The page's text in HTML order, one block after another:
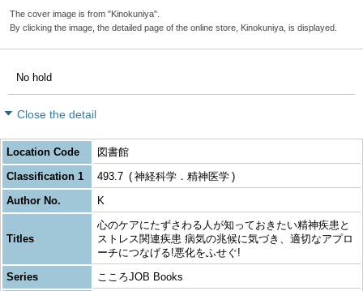
The cover image is from "Kinokuniya".
By clicking the image, the detailed page of the online store, Kinokuniya, is displayed.
No hold
Close the detail
Location Code
図書館
Classification 1
493.7
神経科学．精神医学
Author No.
K
Titles
心のケアにたずさわる人が知っておきたい精神疾患と
ストレス関連疾患 病気の兆候に気づき、適切なアプロ
ーチにつなげる!悪化をふせぐ!
Series
こころJOB Books